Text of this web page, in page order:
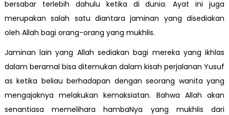
bersabar terlebih dahulu ketika di dunia. Ayat ini juga
merupakan salah satu diantara jaminan yang disediakan
oleh Allah bagi orang-orang yang mukhlis.
Jaminan lain yang Allah sediakan bagi mereka yang ikhlas
dalam beramal bisa ditemukan dalam kisah perjalanan Yusuf
as ketika beliau berhadapan dengan seorang wanita yang
mengajaknya melakukan kemaksiatan. Bahwa Allah akan
senantiasa memelihara hambaNya yang mukhlis dari